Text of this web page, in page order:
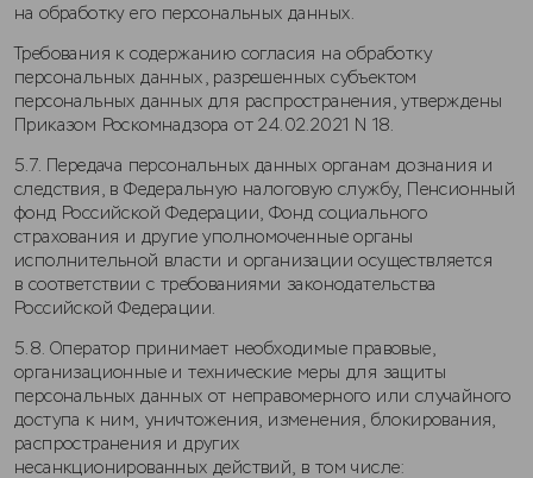
на обработку его персональных данных.
Требования к содержанию согласия на обработку
персональных данных, разрешенных субъектом
персональных данных для распространения, утверждены
Приказом Роскомнадзора от 24.02.2021 N 18.
5.7. Передача персональных данных органам дознания и
следствия, в Федеральную налоговую службу, Пенсионный
фонд Российской Федерации, Фонд социального
страхования и другие уполномоченные органы
исполнительной власти и организации осуществляется
в соответствии с требованиями законодательства
Российской Федерации.
5.8. Оператор принимает необходимые правовые,
организационные и технические меры для защиты
персональных данных от неправомерного или случайного
доступа к ним, уничтожения, изменения, блокирования,
распространения и других
несанкционированных действий, в том числе: